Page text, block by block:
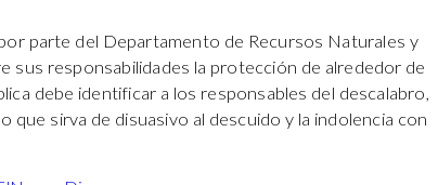
parte del Departamento de Recursos Naturales y
sus responsabilidades la protección de alrededor de
debe identificar a los responsables del descalabro,
que sirva de disuasivo al descuido y la indolencia con